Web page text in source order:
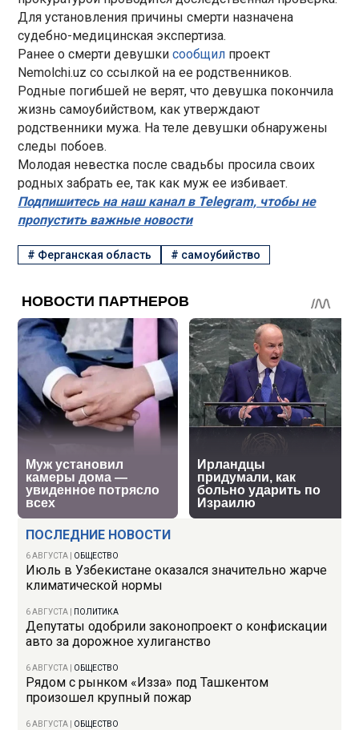
ПОСЛЕДНИЕ НОВОСТИ
6 АВГУСТА ОБЩЕСТВО
Июль в Узбекистане оказался значительно жарче
климатической нормы
6 АВГУСТА ПОЛИТИКА
Депутаты одобрили законопроект о конфискации
авто за дорожное хулиганство
6 АВГУСТА ОБЩЕСТВО
Рядом с рынком «Изза» под Ташкентом
произошел крупный пожар
6 АВГУСТА ОБЩЕСТВО
Для установления причины смерти назначена
судебно-медицинская экспертиза.
Ранее о смерти девушкисообщил проект
Nemolchi.uz со ссылкой на ее родственников.
Родные погибшей не верят, что девушка покончила
жизнь самоубийством, как утверждают
родственники мужа. На теле девушки обнаружены
следы побоев.
Молодая невестка после свадьбы просила своих
родных забрать ее, так как муж ее избивает.
Подпишитесь на наш канал в Telegram, чтобы не
пропустить важные новости
# Ферганская область # самоубийство